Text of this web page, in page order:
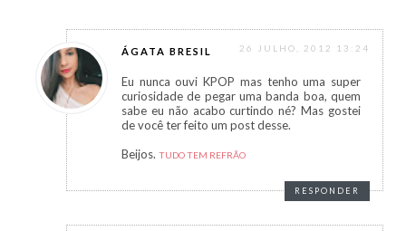
ÁGATA BRESIL 26 JULHO, 2012 13:24
Eu nunca ouvi KPOP mas tenho uma super
curiosidade de pegar uma banda boa, quem
sabe eu não acabo curtindo né? Mas gostei
de você ter feito um post desse.
Beijos. TUDO TEM REFRÃO
RESPONDER